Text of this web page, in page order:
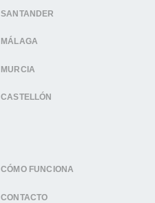
SANTANDER
MÁLAGA
MURCIA
CASTELLÓN
CÓMO FUNCIONA
CONTACTO